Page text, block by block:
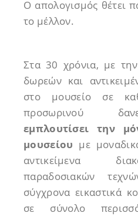
Ο απολογισμός θέτει
το μέλλον.
Στα 30 χρόνια, με
δωρεών και
στο μουσείο σε
προσωρινού
εμπλουτίσει την
μουσείου με
αντικείμενα
παραδοσιακών
σύγχρονα εικαστικά
σε σύνολο